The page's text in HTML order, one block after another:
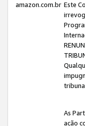
amazon.com.br Este
As
ação